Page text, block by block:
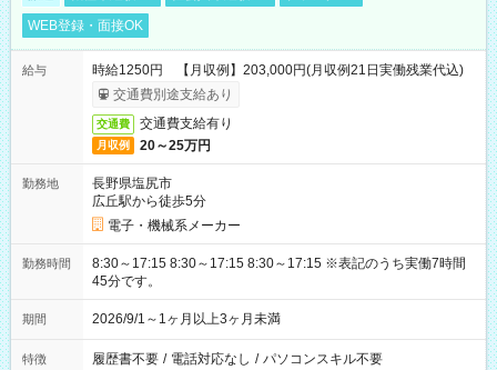
WEB登録・面接OK
給与
時給1250円 【月収例】203,000円(月収例21日実働残業代込)
交通費別途支給あり
交通費 交通費支給有り
月収例 20～25万円
勤務地
長野県塩尻市
広丘駅から徒歩5分
電子・機械系メーカー
勤務時間
8:30～17:15 8:30～17:15 8:30～17:15 ※表記のうち実働7時間
45分です。
期間 2026/9/1～1ヶ月以上3ヶ月未満
特徴 履歴書不要 / 電話対応なし / パソコンスキル不要